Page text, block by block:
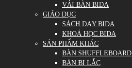
VẢI BÀN BIDA
GIÁO DỤC
SÁCH DẠY BIDA
KHOÁ HỌC BIDA
SẢN PHẨM KHÁC
BÀN SHUFFLEBOARD
BÀN BI LẮC